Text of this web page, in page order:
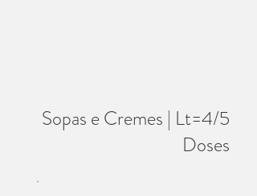
Sopas e Cremes | Lt=4/5
Doses